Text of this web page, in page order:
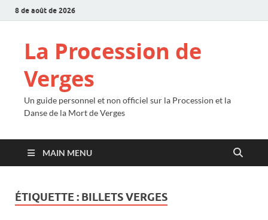
8 de août de 2026
La Procession de
Verges
Un guide personnel et non officiel sur la Procession et la
Danse de la Mort de Verges
MAIN MENU
ÉTIQUETTE : BILLETS VERGES